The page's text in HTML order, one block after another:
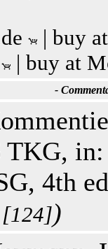
| buy
| buy at
-
TKG,
4th
[124])